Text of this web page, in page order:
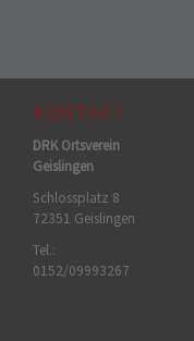
KONTAKT
DRK Ortsverein
Geislingen
Schlossplatz 8
72351 Geislingen
Tel.:
0152/09993267